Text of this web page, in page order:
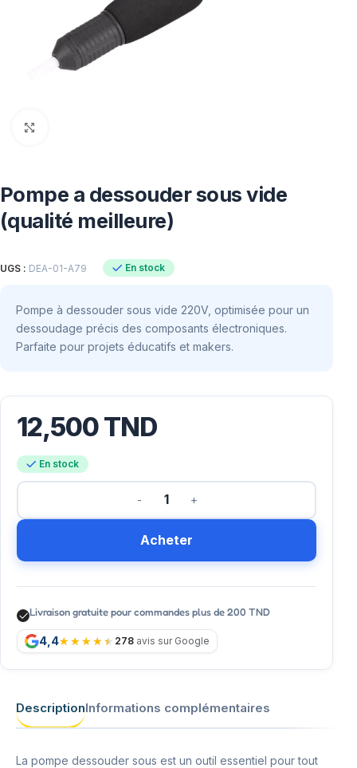
Pompe a dessouder sous vide
(qualité meilleure)
UGS : DEA-01-A79 En stock
Pompe à dessouder sous vide 220V, optimisée pour un
dessoudage précis des composants électroniques.
Parfaite pour projets éducatifs et makers.
12,500TND
En stock
Acheter
Livraison gratuite pour commandes plus de 200 TND
4,4 278 avis sur Google
DescriptionInformations complémentaires
La pompe dessouder sous est un outil essentiel pour tout